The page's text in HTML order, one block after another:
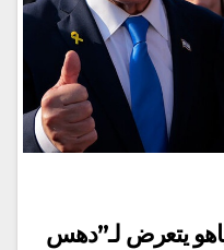
يتعرض لـ”دهس